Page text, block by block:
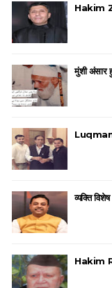
Hakim
मुंशी
व्यक्ति
Hakim